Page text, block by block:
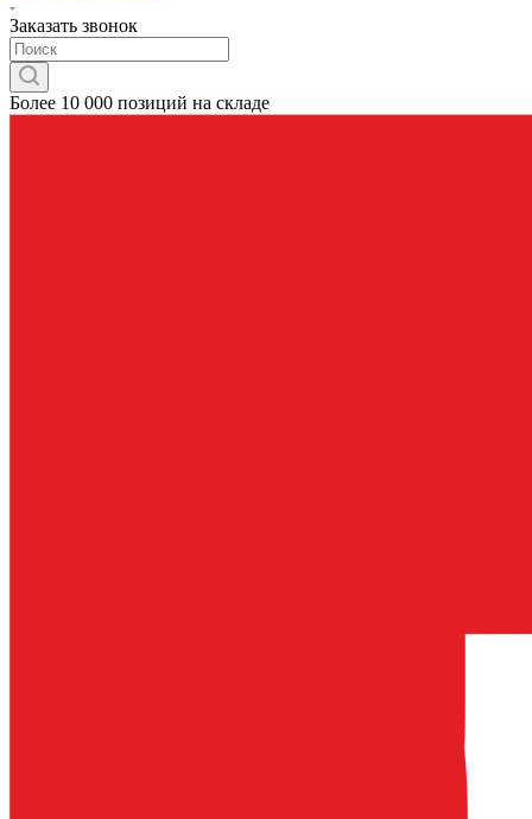
Заказать звонок
Более 10 000 позиций на складе